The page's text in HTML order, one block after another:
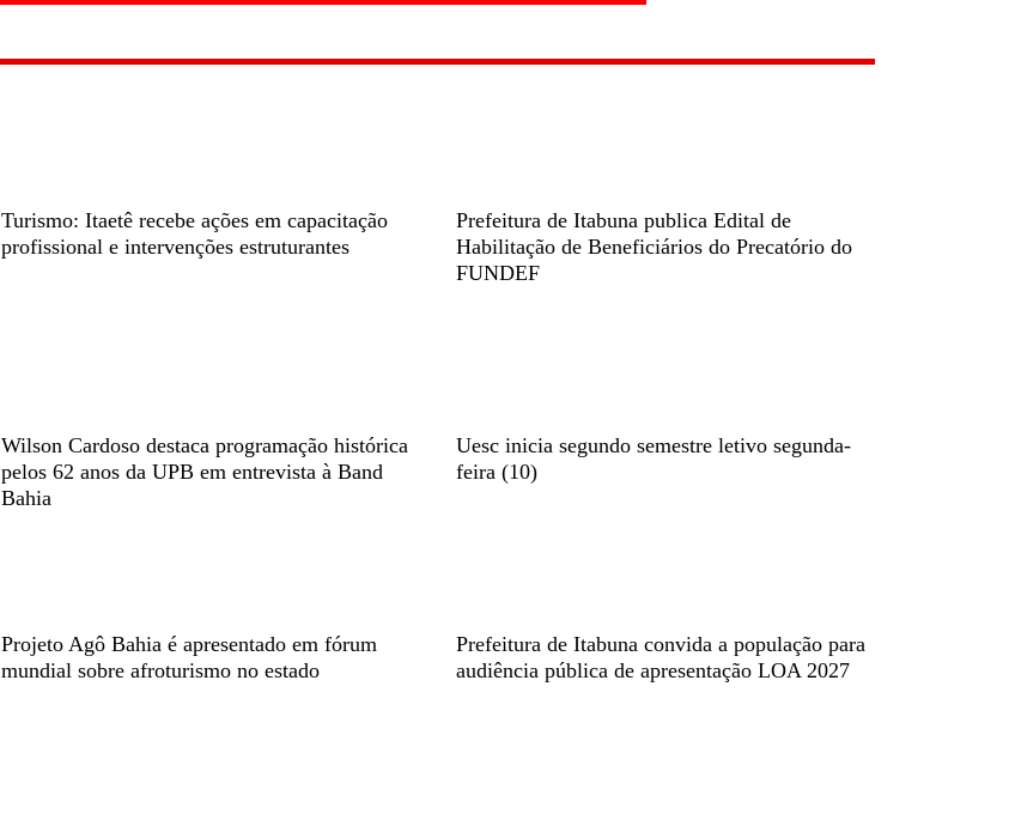
Turismo: Itaetê recebe ações em capacitação
profissional e intervenções estruturantes
Prefeitura de Itabuna publica Edital de
Habilitação de Beneficiários do Precatório do
FUNDEF
Wilson Cardoso destaca programação histórica
pelos 62 anos da UPB em entrevista à Band
Bahia
Uesc inicia segundo semestre letivo segunda-
feira (10)
Projeto Agô Bahia é apresentado em fórum
mundial sobre afroturismo no estado
Prefeitura de Itabuna convida a população para
audiência pública de apresentação LOA 2027